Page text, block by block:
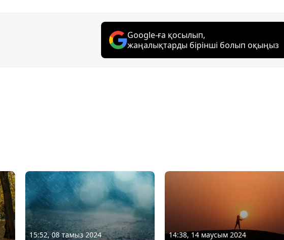
Google-ға қосылып,
жаңалықтарды бірінші болып оқыңыз
15:52, 08 тамыз 2024 14:38, 14 маусым 2024